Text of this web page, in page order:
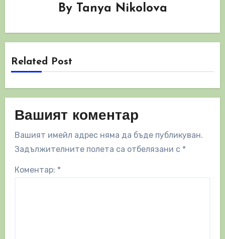
By Tanya Nikolova
Related Post
Вашият коментар
Вашият имейл адрес няма да бъде публикуван.
Задължителните полета са отбелязани с *
Коментар: *